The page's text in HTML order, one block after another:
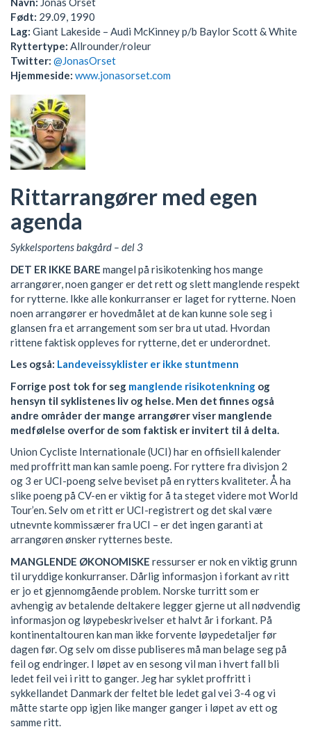
Født: 29.09, 1990
Lag: Giant Lakeside – Audi McKinney p/b Baylor Scott & White
Ryttertype: Allrounder/roleur
Twitter: @JonasOrset
Hjemmeside: www.jonasorset.com
Rittarrangører med egen
agenda
Sykkelsportens bakgård – del 3
DET ER IKKE BARE mangel på risikotenking hos mange
arrangører, noen ganger er det rett og slett manglende respekt
for rytterne. Ikke alle konkurranser er laget for rytterne. Noen
noen arrangører er hovedmålet at de kan kunne sole seg i
glansen fra et arrangement som ser bra ut utad. Hvordan
rittene faktisk oppleves for rytterne, det er underordnet.
Les også: Landeveissyklister er ikke stuntmenn
Forrige post tok for seg manglende risikotenkning og
hensyn til syklistenes liv og helse. Men det finnes også
andre områder der mange arrangører viser manglende
medfølelse overfor de som faktisk er invitert til å delta.
Union Cycliste Internationale (UCI) har en offisiell kalender
med proffritt man kan samle poeng. For ryttere fra divisjon 2
og 3 er UCI-poeng selve beviset på en rytters kvaliteter. Å ha
slike poeng på CV-en er viktig for å ta steget videre mot World
Tour’en. Selv om et ritt er UCI-registrert og det skal være
utnevnte kommissærer fra UCI – er det ingen garanti at
arrangøren ønsker rytternes beste.
MANGLENDE ØKONOMISKE ressurser er nok en viktig grunn
til uryddige konkurranser. Dårlig informasjon i forkant av ritt
er jo et gjennomgående problem. Norske turritt som er
avhengig av betalende deltakere legger gjerne ut all nødvendig
informasjon og løypebeskrivelser et halvt år i forkant. På
kontinentaltouren kan man ikke forvente løypedetaljer før
dagen før. Og selv om disse publiseres må man belage seg på
feil og endringer. I løpet av en sesong vil man i hvert fall bli
ledet feil vei i ritt to ganger. Jeg har syklet proffritt i
sykkellandet Danmark der feltet ble ledet gal vei 3-4 og vi
måtte starte opp igjen like manger ganger i løpet av ett og
samme ritt.